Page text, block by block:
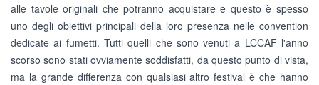
alle tavole originali che potranno acquistare e questo è spesso
uno degli obiettivi principali della loro presenza nelle convention
dedicate ai fumetti. Tutti quelli che sono venuti a LCCAF l'anno
scorso sono stati ovviamente soddisfatti, da questo punto di vista,
ma la grande differenza con qualsiasi altro festival è che hanno